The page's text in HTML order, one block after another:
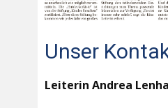
Unser
Leiterin Andrea